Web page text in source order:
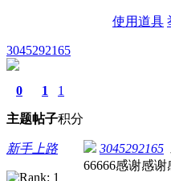
使用道具
3045292165
0
主题
1
帖子
1
积分
新手上路 3045292165
66666感谢感谢